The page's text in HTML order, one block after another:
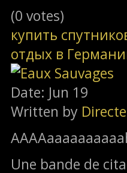
(0 votes)
купить
отдых в
Date: Jun 19
Written by
Une bande de